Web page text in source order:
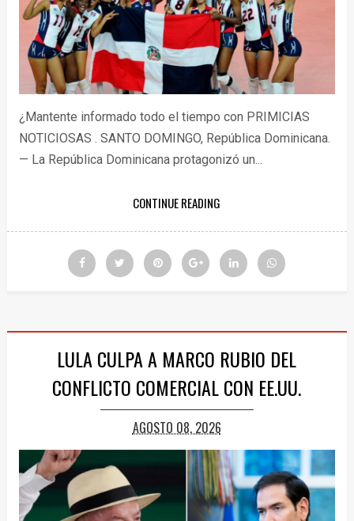
¿Mantente informado todo el tiempo con PRIMICIAS
NOTICIOSAS . SANTO DOMINGO, República Dominicana.
— La República Dominicana protagonizó un...
CONTINUE READING
LULA CULPA A MARCO RUBIO DEL
CONFLICTO COMERCIAL CON EE.UU.
AGOSTO 08, 2026